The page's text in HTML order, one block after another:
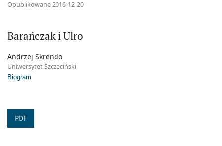
Barańczak i Ulro
Opublikowane 2016-12-20
Andrzej Skrendo
Uniwersytet Szczeciński
Biogram
PDF